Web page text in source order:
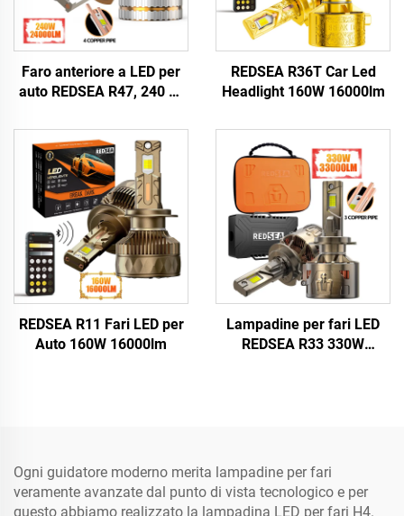
Faro anteriore a LED per
auto REDSEA R47, 240 W,
REDSEA R36T Car Led
Headlight 160W 16000lm
REDSEA R11 Fari LED per
Auto 160W 16000lm
Lampadine per fari LED
REDSEA R33 330W
Ogni guidatore moderno merita lampadine per fari
veramente avanzate dal punto di vista tecnologico e per
questo abbiamo realizzato la lampadina LED per fari H4.